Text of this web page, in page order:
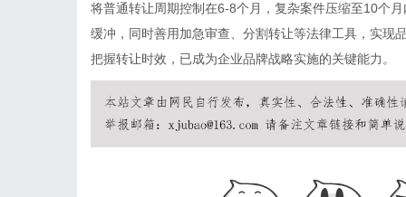
将普通转让周期控制在6-8个月，复杂案件压缩至10个
缓冲，同时善用加急审查、分割转让等法律工具，实现
把握转让时效，已成为企业品牌战略实施的关键能力。